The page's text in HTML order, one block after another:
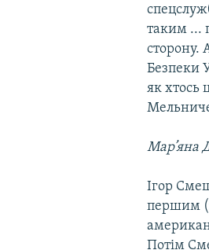
таким ...
сторону.
Безпеки
як хтось
Мар’яна
Ігор
першим
Потім